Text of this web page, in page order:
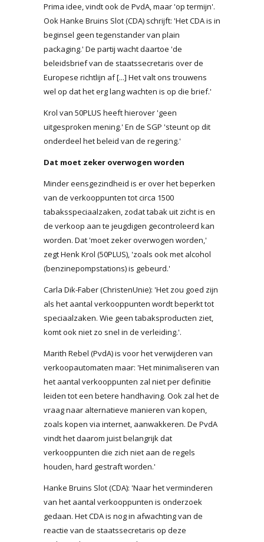
Prima idee, vindt ook de PvdA, maar 'op termijn'.
Ook Hanke Bruins Slot (CDA) schrijft: 'Het CDA is in
beginsel geen tegenstander van plain
packaging.' De partij wacht daartoe 'de
beleidsbrief van de staatssecretaris over de
Europese richtlijn af [...] Het valt ons trouwens
wel op dat het erg lang wachten is op die brief.'
Krol van 50PLUS heeft hierover 'geen
uitgesproken mening.' En de SGP 'steunt op dit
onderdeel het beleid van de regering.'
Dat moet zeker overwogen worden
Minder eensgezindheid is er over het beperken
van de verkooppunten tot circa 1500
tabaksspeciaalzaken, zodat tabak uit zicht is en
de verkoop aan te jeugdigen gecontroleerd kan
worden. Dat 'moet zeker overwogen worden,'
zegt Henk Krol (50PLUS), 'zoals ook met alcohol
(benzinepompstations) is gebeurd.'
Carla Dik-Faber (ChristenUnie): 'Het zou goed zijn
als het aantal verkooppunten wordt beperkt tot
speciaalzaken. Wie geen tabaksproducten ziet,
komt ook niet zo snel in de verleiding.'.
Marith Rebel (PvdA) is voor het verwijderen van
verkoopautomaten maar: 'Het minimaliseren van
het aantal verkooppunten zal niet per definitie
leiden tot een betere handhaving. Ook zal het de
vraag naar alternatieve manieren van kopen,
zoals kopen via internet, aanwakkeren. De PvdA
vindt het daarom juist belangrijk dat
verkooppunten die zich niet aan de regels
houden, hard gestraft worden.'
Hanke Bruins Slot (CDA): 'Naar het verminderen
van het aantal verkooppunten is onderzoek
gedaan. Het CDA is nog in afwachting van de
reactie van de staatssecretaris op deze